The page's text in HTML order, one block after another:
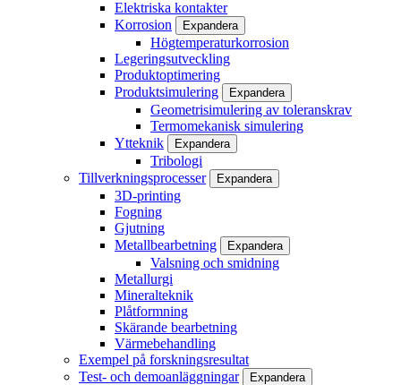
Elektriska kontakter
Korrosion
Expandera
Högtemperaturkorrosion
Legeringsutveckling
Produktoptimering
Produktsimulering
Expandera
Geometrisimulering av toleranskrav
Termomekanisk simulering
Ytteknik
Expandera
Tribologi
Tillverkningsprocesser
Expandera
3D-printing
Fogning
Gjutning
Metallbearbetning
Expandera
Valsning och smidning
Metallurgi
Mineralteknik
Plåtformning
Skärande bearbetning
Värmebehandling
Exempel på forskningsresultat
Test- och demoanläggningar
Expandera